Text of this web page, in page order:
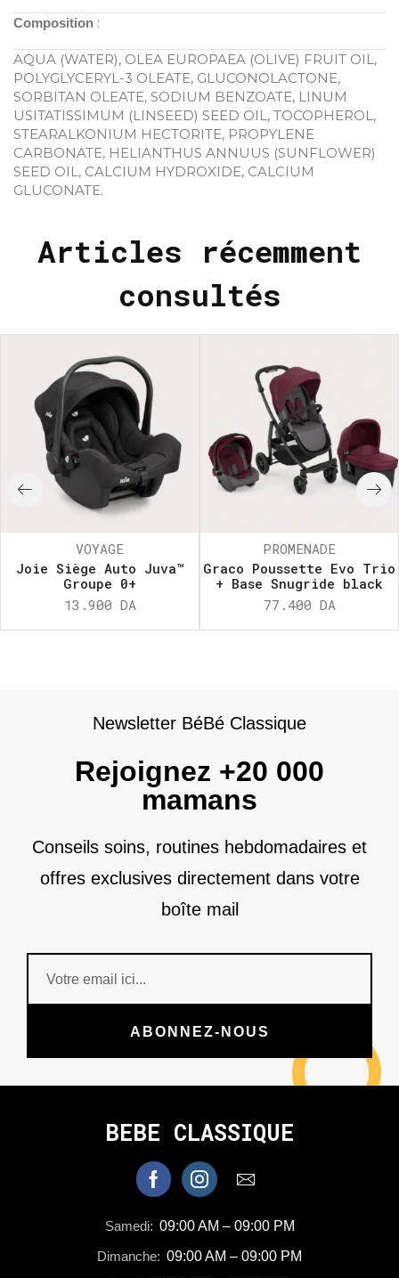
Composition :
AQUA (WATER), OLEA EUROPAEA (OLIVE) FRUIT OIL,
POLYGLYCERYL-3 OLEATE, GLUCONOLACTONE,
SORBITAN OLEATE, SODIUM BENZOATE, LINUM
USITATISSIMUM (LINSEED) SEED OIL, TOCOPHEROL,
STEARALKONIUM HECTORITE, PROPYLENE
CARBONATE, HELIANTHUS ANNUUS (SUNFLOWER)
SEED OIL, CALCIUM HYDROXIDE, CALCIUM
GLUCONATE.
Articles récemment
consultés
VOYAGE
Joie Siège Auto Juva™
Groupe 0+
13.900 DA
PROMENADE
Graco Poussette Evo Trio
+ Base Snugride black
77.400 DA
Newsletter BéBé Classique
Rejoignez +20 000
mamans
Conseils soins, routines hebdomadaires et
offres exclusives directement dans votre
boîte mail
ABONNEZ-NOUS
BEBE CLASSIQUE
Samedi: 09:00 AM – 09:00 PM
Dimanche: 09:00 AM – 09:00 PM